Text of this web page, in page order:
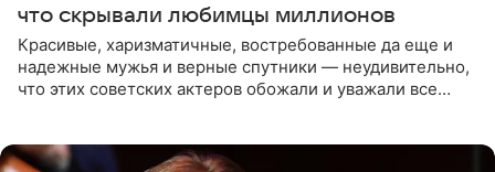
что скрывали любимцы миллионов
Красивые, харизматичные, востребованные да еще и
надежные мужья и верные спутники — неудивительно,
что этих советских актеров обожали и уважали все